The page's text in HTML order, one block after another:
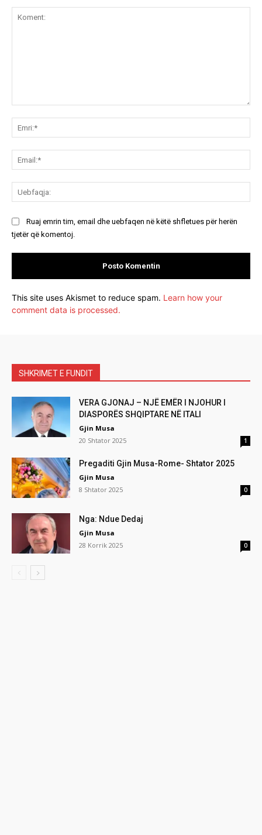
Ruaj emrin tim, email dhe uebfaqen në këtë shfletues për herën
tjetër që komentoj.
This site uses Akismet to reduce spam. Learn how your
comment data is processed.
SHKRIMET E FUNDIT
VERA GJONAJ – NJË EMËR I NJOHUR I
DIASPORËS SHQIPTARE NË ITALI
Gjin Musa
20 Shtator 2025
1
Pregaditi Gjin Musa-Rome- Shtator 2025
Gjin Musa
8 Shtator 2025
0
Nga: Ndue Dedaj
Gjin Musa
28 Korrik 2025
0